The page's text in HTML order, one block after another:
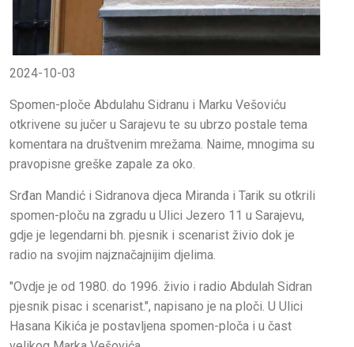
2024-10-03
Spomen-ploče Abdulahu Sidranu i Marku Vešoviću
otkrivene su jučer u Sarajevu te su ubrzo postale tema
komentara na društvenim mrežama. Naime, mnogima su
pravopisne greške zapale za oko.
Srđan Mandić i Sidranova djeca Miranda i Tarik su otkrili
spomen-ploču na zgradu u Ulici Jezero 11 u Sarajevu,
gdje je legendarni bh. pjesnik i scenarist živio dok je
radio na svojim najznačajnijim djelima.
"Ovdje je od 1980. do 1996. živio i radio Abdulah Sidran
pjesnik pisac i scenarist.", napisano je na ploči. U Ulici
Hasana Kikića je postavljena spomen-ploča i u čast